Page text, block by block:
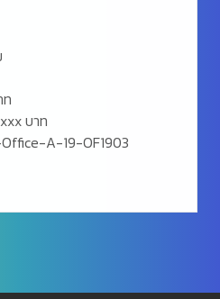
ท
บาท
A-19-OF1904